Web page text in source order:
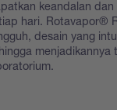
keandalan
hari. Rotavapor®
desain yang